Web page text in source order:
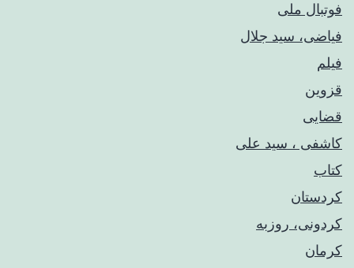
فوتبال ملی
فیاضی، سید جلال
فیلم
قزوین
قضایی
کاشفی ، سید علی
کتاب
کردستان
کردونی، روزبه
کرمان